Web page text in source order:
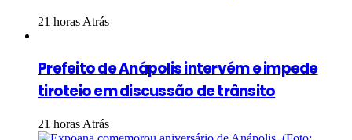
21 horas Atrás
Prefeito de Anápolis intervém e impede
tiroteio em discussão de trânsito
21 horas Atrás